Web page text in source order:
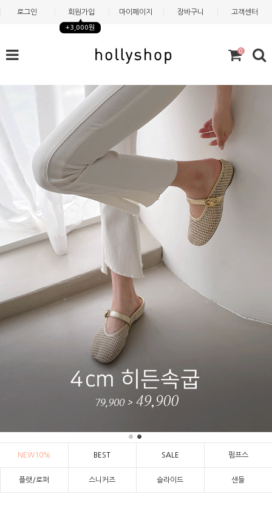
로그인 회원가입
+3,000원
마이페이지 장바구니 고객센터
0
NEW10% BEST SALE 펌프스
플랫/로퍼 스니커즈 슬라이드 샌들